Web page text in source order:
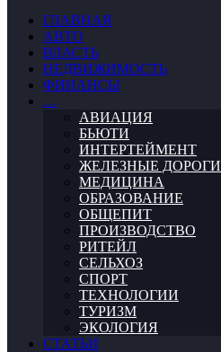
ГЛАВНАЯ
АВТО
ВЛАСТЬ
НЕДВИЖИМОСТЬ
ФИНАНСЫ
…
АВИАЦИЯ
БЬЮТИ
ИНТЕРТЕЙМЕНТ
ЖЕЛЕЗНЫЕ ДОРОГИ
МЕДИЦИНА
ОБРАЗОВАНИЕ
ОБЩЕПИТ
ПРОИЗВОДСТВО
РИТЕЙЛ
СЕЛЬХОЗ
СПОРТ
ТЕХНОЛОГИИ
ТУРИЗМ
ЭКОЛОГИЯ
СТАТЬИ